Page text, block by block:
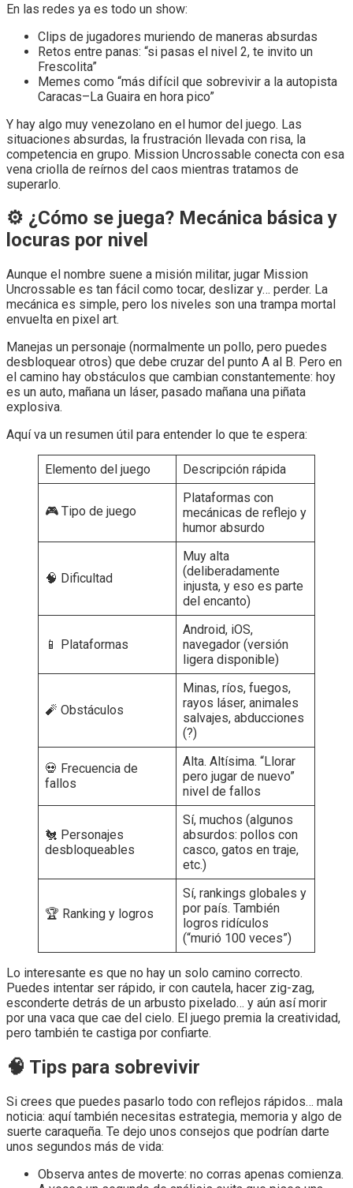
En las redes ya es todo un show:
Clips de jugadores muriendo de maneras absurdas
Retos entre panas: “si pasas el nivel 2, te invito un
Frescolita”
Memes como “más difícil que sobrevivir a la autopista
Caracas–La Guaira en hora pico”
Y hay algo muy venezolano en el humor del juego. Las
situaciones absurdas, la frustración llevada con risa, la
competencia en grupo. Mission Uncrossable conecta con esa
vena criolla de reírnos del caos mientras tratamos de
superarlo.
⚙️ ¿Cómo se juega? Mecánica básica y
locuras por nivel
Aunque el nombre suene a misión militar, jugar Mission
Uncrossable es tan fácil como tocar, deslizar y… perder. La
mecánica es simple, pero los niveles son una trampa mortal
envuelta en pixel art.
Manejas un personaje (normalmente un pollo, pero puedes
desbloquear otros) que debe cruzar del punto A al B. Pero en
el camino hay obstáculos que cambian constantemente: hoy
es un auto, mañana un láser, pasado mañana una piñata
explosiva.
Aquí va un resumen útil para entender lo que te espera:
Elemento del juego Descripción rápida
🎮 Tipo de juego
Plataformas con
mecánicas de reflejo y
humor absurdo
🧠 Dificultad
Muy alta
(deliberadamente
injusta, y eso es parte
del encanto)
📱 Plataformas
Android, iOS,
navegador (versión
ligera disponible)
🧨 Obstáculos
Minas, ríos, fuegos,
rayos láser, animales
salvajes, abducciones
(?)
💀 Frecuencia de
fallos
Alta. Altísima. “Llorar
pero jugar de nuevo”
nivel de fallos
🐔 Personajes
desbloqueables
Sí, muchos (algunos
absurdos: pollos con
casco, gatos en traje,
etc.)
🏆 Ranking y logros
Sí, rankings globales y
por país. También
logros ridículos
(“murió 100 veces”)
Lo interesante es que no hay un solo camino correcto.
Puedes intentar ser rápido, ir con cautela, hacer zig-zag,
esconderte detrás de un arbusto pixelado… y aún así morir
por una vaca que cae del cielo. El juego premia la creatividad,
pero también te castiga por confiarte.
🧠 Tips para sobrevivir
Si crees que puedes pasarlo todo con reflejos rápidos… mala
noticia: aquí también necesitas estrategia, memoria y algo de
suerte caraqueña. Te dejo unos consejos que podrían darte
unos segundos más de vida:
Observa antes de moverte: no corras apenas comienza.